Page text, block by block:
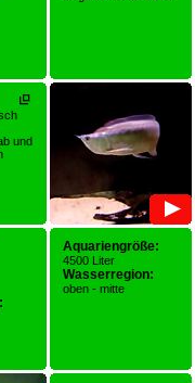
und
Aquariengröße:
4500 Liter
Wasserregion:
oben - mitte